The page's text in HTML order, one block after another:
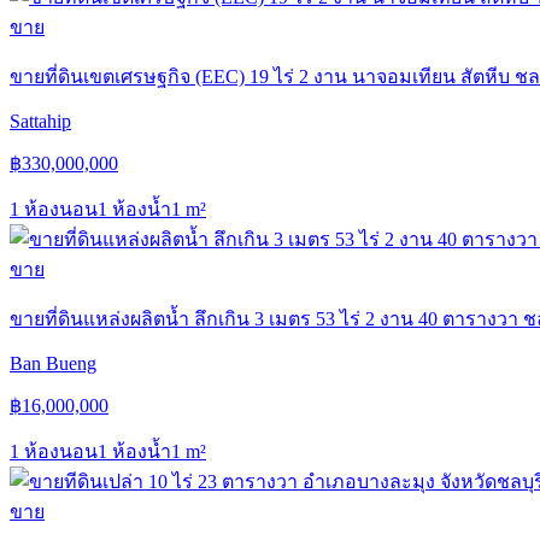
ขาย
ขายที่ดินเขตเศรษฐกิจ (EEC) 19 ไร่ 2 งาน นาจอมเทียน สัตหีบ ช
Sattahip
฿330,000,000
1 ห้องนอน1 ห้องน้ำ1 m²
ขาย
ขายที่ดินแหล่งผลิตน้ำ ลึกเกิน 3 เมตร 53 ไร่ 2 งาน 40 ตารางวา
Ban Bueng
฿16,000,000
1 ห้องนอน1 ห้องน้ำ1 m²
ขาย